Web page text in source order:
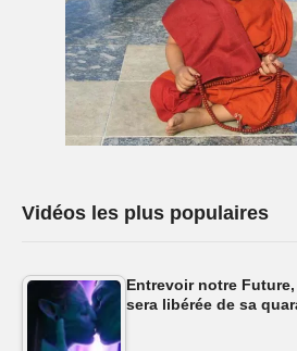
Vidéos les plus populaires
Entrevoir notre
sera libérée de sa